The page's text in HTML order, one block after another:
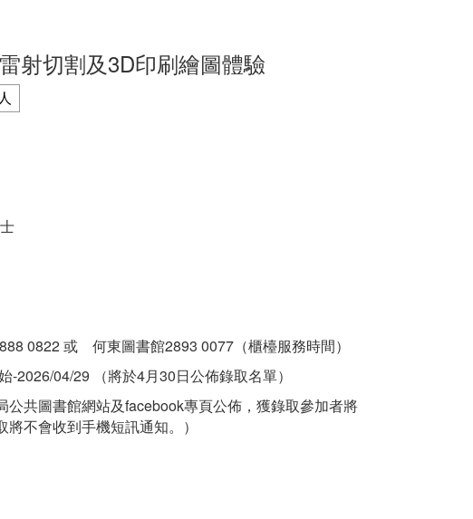
射切割及3D印刷繪圖體驗
0822 或 何東圖書館2893 0077（櫃檯服務時間）
-2026/04/29 （將於4月30日公佈錄取名單）
公共圖書館網站及facebook專頁公佈，獲錄取參加者將
不會收到手機短訊通知。）